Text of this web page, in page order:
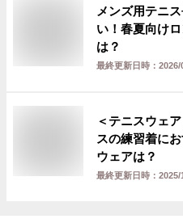
メンズ用テニ
い！春夏向け
は？
最終更新日時： 2026/
＜テニスウェ
スの練習着に
ウェアは？
最終更新日時： 2025/